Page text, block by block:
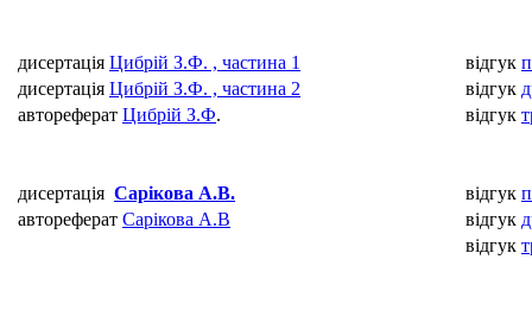
дисертація Цибрій З.Ф. , частина 1 відгук
дисертація Цибрій З.Ф. , частина 2 відгук
автореферат Цибрій З.Ф. відгук
дисертація Сарікова А.В. відгук
автореферат Сарікова А.В відгук
відгук